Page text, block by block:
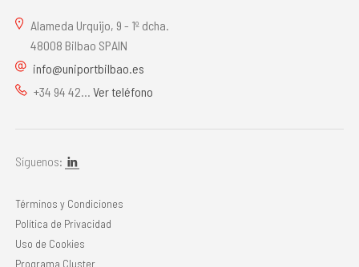
Alameda Urquijo, 9 - 1º dcha.
48008 Bilbao SPAIN
info@uniportbilbao.es
+34 94 42... Ver teléfono
Síguenos:
Términos y Condiciones
Política de Privacidad
Uso de Cookies
Programa Cluster